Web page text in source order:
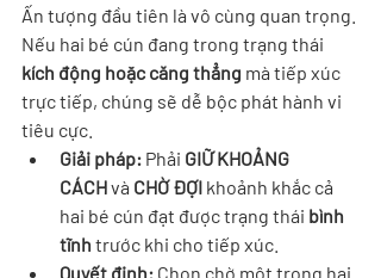
Ấn tượng đầu tiên là vô cùng quan trọng.
Nếu hai bé cún đang trong trạng thái
kích động hoặc căng thẳng mà tiếp xúc
trực tiếp, chúng sẽ dễ bộc phát hành vi
tiêu cực.
Giải pháp: Phải GIỮ KHOẢNG
CÁCH và CHỜ ĐỢI khoảnh khắc cả
hai bé cún đạt được trạng thái bình
tĩnh trước khi cho tiếp xúc.
Quyết định: Chọn chờ một trong hai